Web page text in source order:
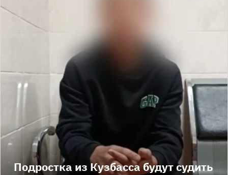
Подростка из Кузбасса будут судить